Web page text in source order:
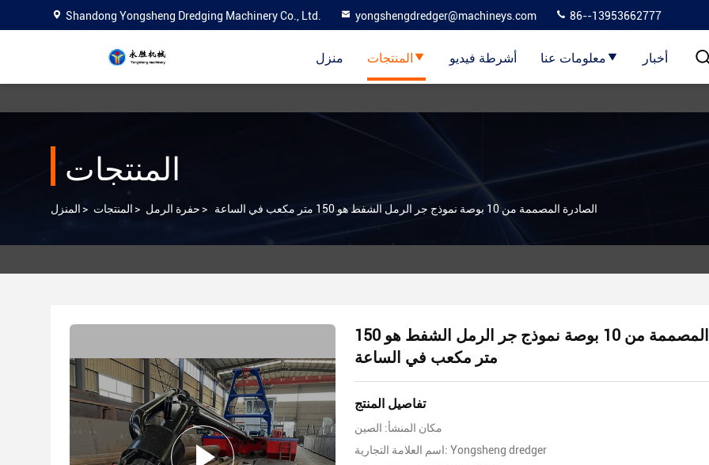
Shandong Yongsheng Dredging Machinery Co., Ltd. yongshengdredger@machineys.com 86--13953662777
منزل المنتجات أشرطة فيديو معلومات عنا أخبار
المنتجات
المنزل > المنتجات > حفرة الرمل > الصادرة المصممة من 10 بوصة نموذج جر الرمل الشفط هو 150 متر مكعب في الساعة
الصادرة المصممة من 10 بوصة نموذج جر الرمل الشفط هو 150
متر مكعب في الساعة
تفاصيل المنتج
مكان المنشأ: الصين
اسم العلامة التجارية: Yongsheng dredger